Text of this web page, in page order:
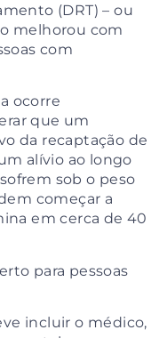
(DRT) – ou
melhorou com
com
ocorre
que um
da recaptação de
alívio ao longo
sob o peso
começar a
em cerca de 40
para pessoas
incluir o médico,